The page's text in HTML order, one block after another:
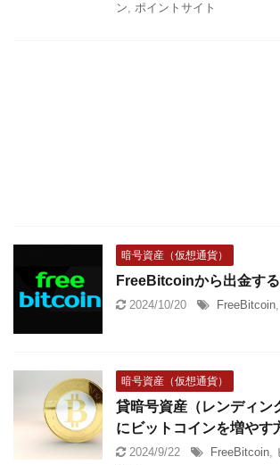
ン, ポイントサイト
暗号資産（仮想通貨）
FreeBitcoinから出金す
2024/10/20 FreeBitcoin,
暗号資産（仮想通貨）
貸暗号資産（レンディン
にビットコインを増やす
2024/9/22 FreeBitcoin,